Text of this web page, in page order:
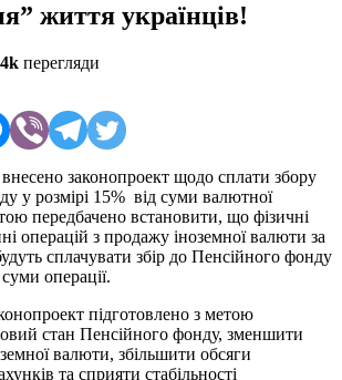
життя українців!
перегляди
законопроект щодо сплати збору
у розмірі 15% від суми валютної
передбачено встановити, що фізичні
операцій з продажу іноземної валюти за
сплачувати збір до Пенсійного фонду
операції.
підготовлено з метою
стан Пенсійного фонду, зменшити
валюти, збільшити обсяги
та сприяти стабільності